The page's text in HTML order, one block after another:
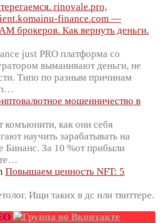
rinovale.pro,
finance.com —
брокеров. Как вернуть деньги.
just PRO платформа со
выманивают деньги, не
Типо по разным причинам
мошенничество в
комъюнити, как они себя
научить зарабатывать на
Бинанс. За 10 %от прибыли
Повышаем ценность NFT: 5
Ищи таких в дс или твиттере.